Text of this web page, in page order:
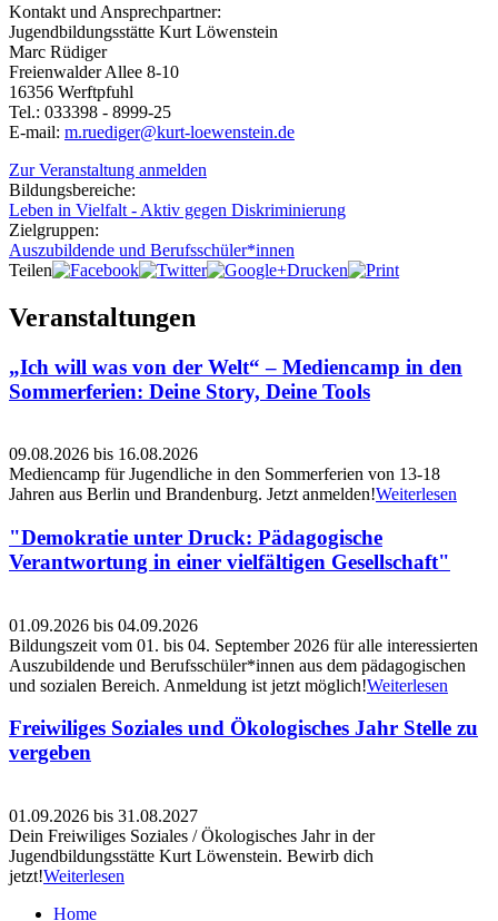
Kontakt und Ansprechpartner:
Jugendbildungsstätte Kurt Löwenstein
Marc Rüdiger
Freienwalder Allee 8-10
16356 Werftpfuhl
Tel.: 033398 - 8999-25
E-mail: m.ruediger@kurt-loewenstein.de
Zur Veranstaltung anmelden
Bildungsbereiche:
Leben in Vielfalt - Aktiv gegen Diskriminierung
Zielgruppen:
Auszubildende und Berufsschüler*innen
Teilen
Drucken
Veranstaltungen
„Ich will was von der Welt“ – Mediencamp in den
Sommerferien: Deine Story, Deine Tools
09.08.2026 bis 16.08.2026
Mediencamp für Jugendliche in den Sommerferien von 13-18
Jahren aus Berlin und Brandenburg. Jetzt anmelden!Weiterlesen
"Demokratie unter Druck: Pädagogische
Verantwortung in einer vielfältigen Gesellschaft"
01.09.2026 bis 04.09.2026
Bildungszeit vom 01. bis 04. September 2026 für alle interessierten
Auszubildende und Berufsschüler*innen aus dem pädagogischen
und sozialen Bereich. Anmeldung ist jetzt möglich!Weiterlesen
Freiwiliges Soziales und Ökologisches Jahr Stelle zu
vergeben
01.09.2026 bis 31.08.2027
Dein Freiwiliges Soziales / Ökologisches Jahr in der
Jugendbildungsstätte Kurt Löwenstein. Bewirb dich
jetzt!Weiterlesen
Home